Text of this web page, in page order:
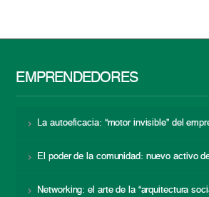
EMPRENDEDORES
La autoeficacia: “motor invisible” del
El poder de la comunidad: nuevo activo
Networking: el arte de la “arquitectura